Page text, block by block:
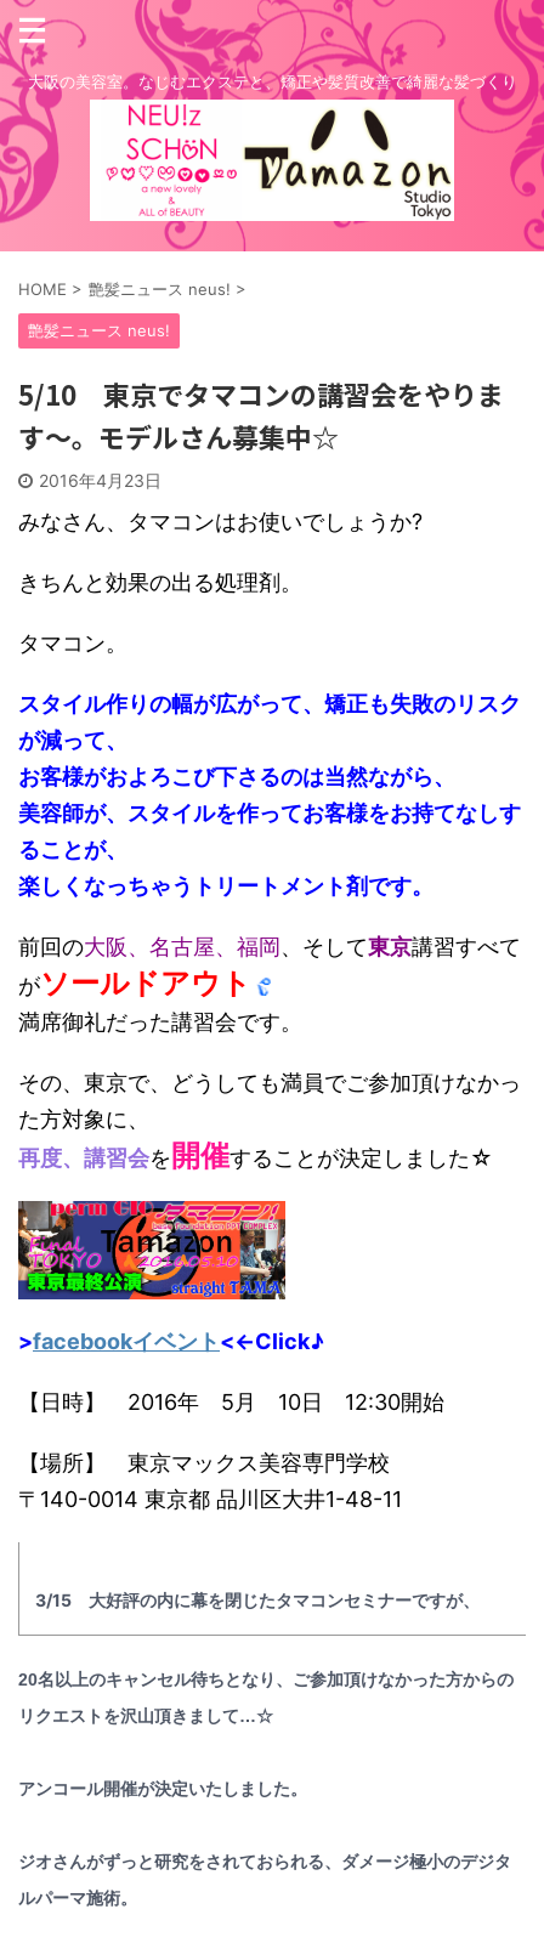
大阪の美容室。なじむエクステと、矯正や髪質改善で綺麗な髪づくり
HOME > 艶髪ニュース neus! >
艶髪ニュース neus!
5/10 東京でタマコンの講習会をやりま
す～。モデルさん募集中☆
2016年4月23日
みなさん、タマコンはお使いでしょうか?
きちんと効果の出る処理剤。
タマコン。
スタイル作りの幅が広がって、矯正も失敗のリスク
が減って、
お客様がおよろこび下さるのは当然ながら、
美容師が、スタイルを作ってお客様をお持てなしす
ることが、
楽しくなっちゃうトリートメント剤です。
前回の大阪、名古屋、福岡 、そして東京講習すべて
がソールドアウト
満席御礼だった講習会です。
その、東京で、どうしても満員でご参加頂けなかっ
た方対象に、
再度、講習会を 開催することが決定しました☆
>facebookイベント<←Click♪
【日時】 2016年 5月 10日 12:30開始
【場所】 東京マックス美容専門学校
〒140-0014 東京都 品川区大井1-48-11
3/15 大好評の内に幕を閉じたタマコンセミナーですが、
20名以上のキャンセル待ちとなり、ご参加頂けなかった方からの
リクエストを沢山頂きまして…☆
アンコール開催が決定いたしました。
ジオさんがずっと研究をされておられる、ダメージ極小のデジタ
ルパーマ施術。